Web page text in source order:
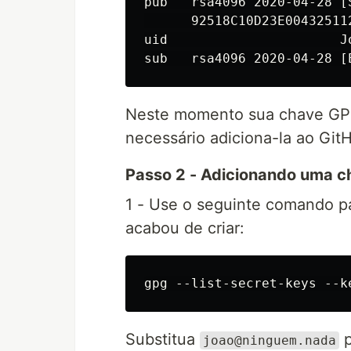
uid                      Joao
Neste momento sua chave
necessário adiciona-la ao
Passo 2 - Adicionando uma
1 - Use o seguinte comando
acabou de criar:
Substitua joao@ninguem.nada